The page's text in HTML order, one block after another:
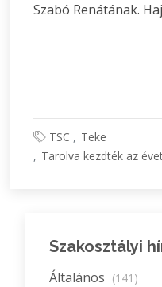
Szabó Renátának.
TSC
Teke
Tarolva kezdték az
Szakosztályi
Általános (141)